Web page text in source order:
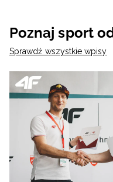
Poznaj sport
Sprawdź wszystkie wpisy